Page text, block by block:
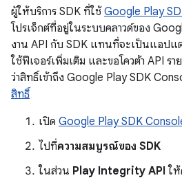
ผู้ให้บริการ SDK ที่ใช้ Google Play
โปรเจ็กต์ที่อยู่ในระบบคลาวด์ของ
งาน API กับ SDK แทนที่จะเป็นแอปแ
ใช้ฟีเจอร์เพิ่มเติม และขอโควต้า API ร
ว่าสิทธิ์เข้าถึง Google Play SDK
สิทธิ์
เปิด Google Play SDK
ไปที่ความสมบูรณ์ของ SDK
ในส่วน Play Integrity API ใ